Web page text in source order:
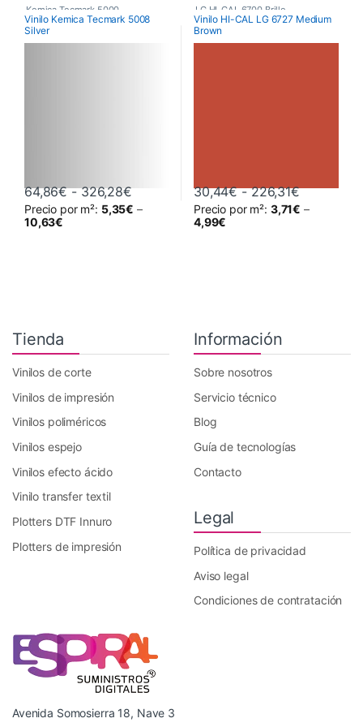
Kemica Tecmark 5000
Poliméricos
Vinilo Kemica Tecmark 5008
Silver
64,86€ - 326,28€Rango de precios: desde 64,86€
Precio por m²: 5,35€ –
10,63€
Este producto tiene múltiples variantes. Las opciones se
LG HI-CAL 6700 Brillo
Poliméricos
Vinilo HI-CAL LG 6727 Medium
Brown
30,44€ - 226,31€Rango de
Precio por m²: 3,71€ –
4,99€
Este producto tiene múltiples
Tienda
Vinilos de corte
Vinilos de impresión
Vinilos poliméricos
Vinilos espejo
Vinilos efecto ácido
Vinilo transfer textil
Plotters DTF Innuro
Plotters de impresión
Información
Sobre nosotros
Servicio técnico
Blog
Guía de tecnologías
Contacto
Legal
Política de privacidad
Aviso legal
Condiciones de contratación
Avenida Somosierra 18, Nave 3